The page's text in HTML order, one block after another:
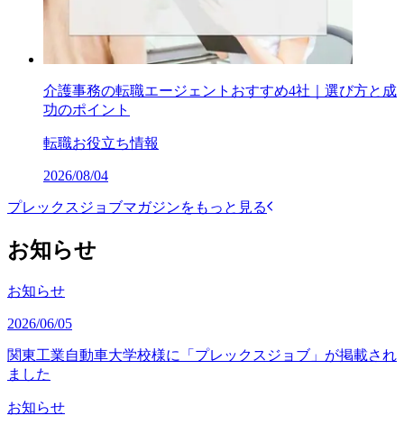
介護事務の転職エージェントおすすめ4社｜選び方と成
功のポイント
転職お役立ち情報
2026/08/04
プレックスジョブマガジンをもっと見る
お知らせ
お知らせ
2026/06/05
関東工業自動車大学校様に「プレックスジョブ」が掲載され
ました
お知らせ